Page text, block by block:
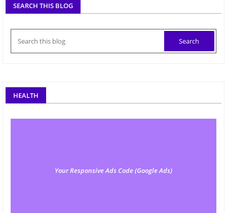
SEARCH THIS BLOG
HEALTH
Your Responsive Ads Code (Google Ads)